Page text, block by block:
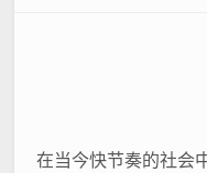
在当今快节奏的社会